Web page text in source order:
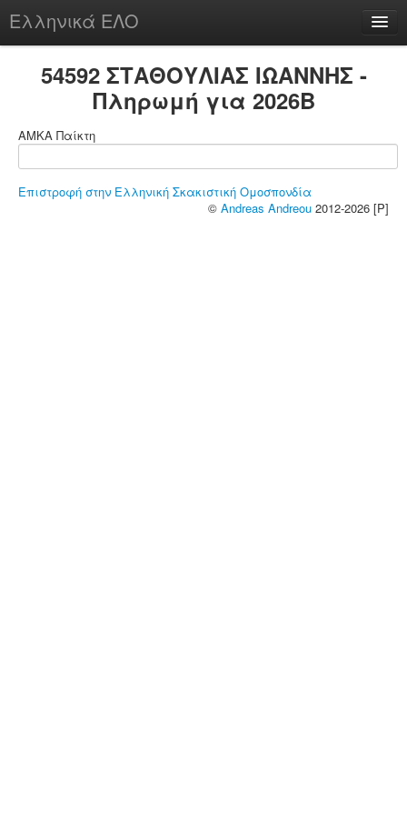
Ελληνικά ΕΛΟ
chesstu.be @ discord
54592 ΣΤΑΘΟΥΛΙΑΣ ΙΩΑΝΝΗΣ -
Πληρωμή για 2026B
ΑΜΚΑ Παίκτη
Επιστροφή στην Ελληνική Σκακιστική Ομοσπονδία
© Andreas Andreou 2012-2026 [P]